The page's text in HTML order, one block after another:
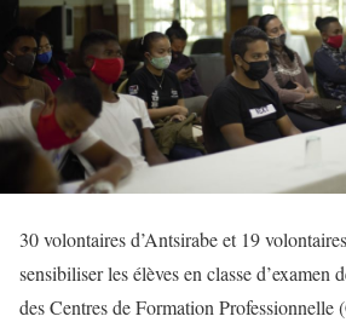
30 volontaires d’Antsirabe et 19
sensibiliser les élèves en classe d’examen
des Centres de Formation Professionnelle